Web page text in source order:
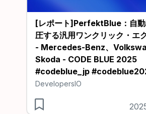
[レポート]PerfektBlue：自動
圧する汎用ワンクリック・エ
- Mercedes-Benz、
Skoda - CODE BLUE 2025
#codeblue_jp
DevelopersIO